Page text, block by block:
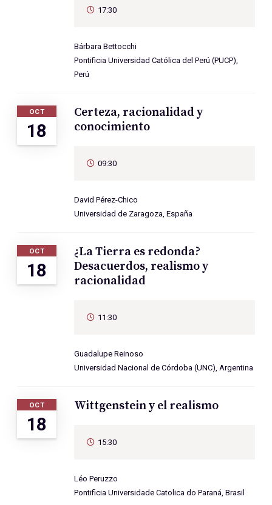
17:30
Bárbara Bettocchi
Pontificia Universidad Católica del Perú (PUCP),
Perú
OCT
18
Certeza, racionalidad y
conocimiento
09:30
David Pérez-Chico
Universidad de Zaragoza, España
OCT
18
¿La Tierra es redonda?
Desacuerdos, realismo y
racionalidad
11:30
Guadalupe Reinoso
Universidad Nacional de Córdoba (UNC), Argentina
OCT
18
Wittgenstein y el realismo
15:30
Léo Peruzzo
Pontificia Universidade Catolica do Paraná, Brasil